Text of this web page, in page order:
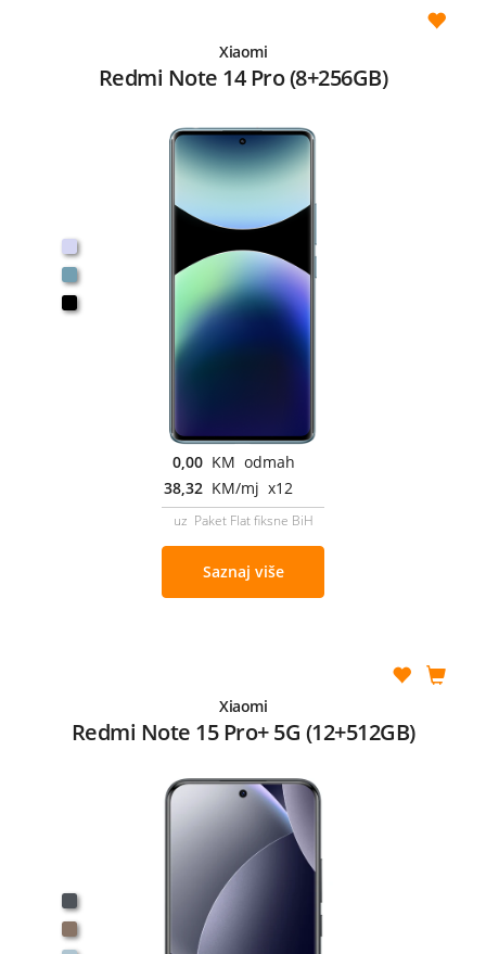
Xiaomi
Redmi Note 14 Pro (8+256GB)
0,00 KM odmah
38,32 KM/mj x12
uz Paket Flat fiksne BiH
Saznaj više
Xiaomi
Redmi Note 15 Pro+ 5G (12+512GB)